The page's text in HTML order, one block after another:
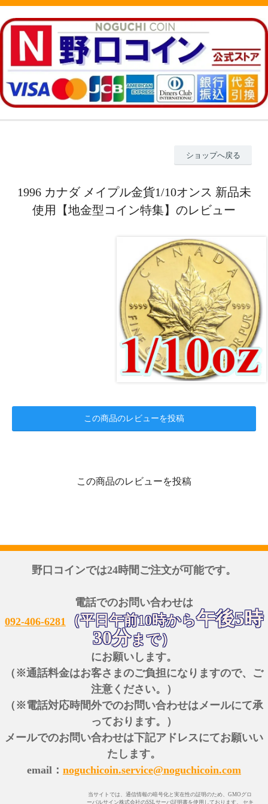
ショップへ戻る
1996 カナダ メイプル金貨1/10オンス 新品未
使用【地金型コイン特集】のレビュー
この商品のレビューを投稿
この商品のレビューを投稿
野口コインでは24時間ご注文が可能です。
電話でのお問い合わせは
092-406-6281
（平日午前10時から午後5時
30分まで）
にお願いします。
（※通話料金はお客さまのご負担になりますので、ご
注意ください。）
（※電話対応時間外でのお問い合わせはメールにて承
っております。）
メールでのお問い合わせは下記アドレスにてお願いい
たします。
email： noguchicoin.service@noguchicoin.com
当サイトでは、通信情報の暗号化と実在性の証明のため、GMOグロ
ーバルサイン株式会社のSSLサーバ証明書を使用しております。 セキ